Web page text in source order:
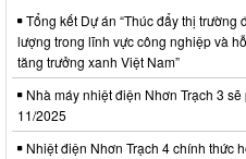
Tổng kết Dự án “Thúc đẩy thị
lượng trong lĩnh vực công nghiệp và
tăng trưởng xanh Việt Nam”
Nhà máy nhiệt điện Nhơn Trạch 3
11/2025
Nhiệt điện Nhơn Trạch 4 chính thức